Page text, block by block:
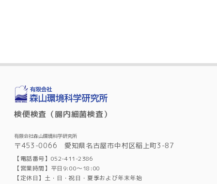
検便検査（腸内細菌検査）
有限会社森山環境科学研究所
〒453-0066 愛知県名古屋市中村区稲上町3-87
【電話番号】052-411-2386
【営業時間】平日9:00～18:00
【定休日】土・日・祝日・夏季および年末年始